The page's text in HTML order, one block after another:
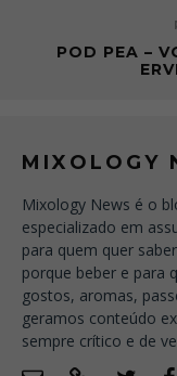
POD PEA –
MIXOLOGY
Mixology News é o
especializado em
para quem quer
porque beber e para
gostos, aromas,
geramos conteúdo
sempre crítico e de